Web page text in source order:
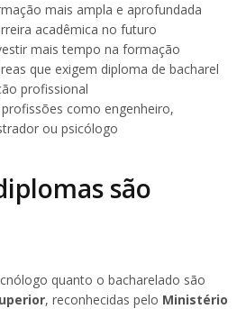
mais ampla e aprofundada
acadêmica no futuro
mais tempo na formação
que exigem diploma de bacharel
profissional
como engenheiro,
ou psicólogo
são
quanto o bacharelado são
, reconhecidas pelo Ministério